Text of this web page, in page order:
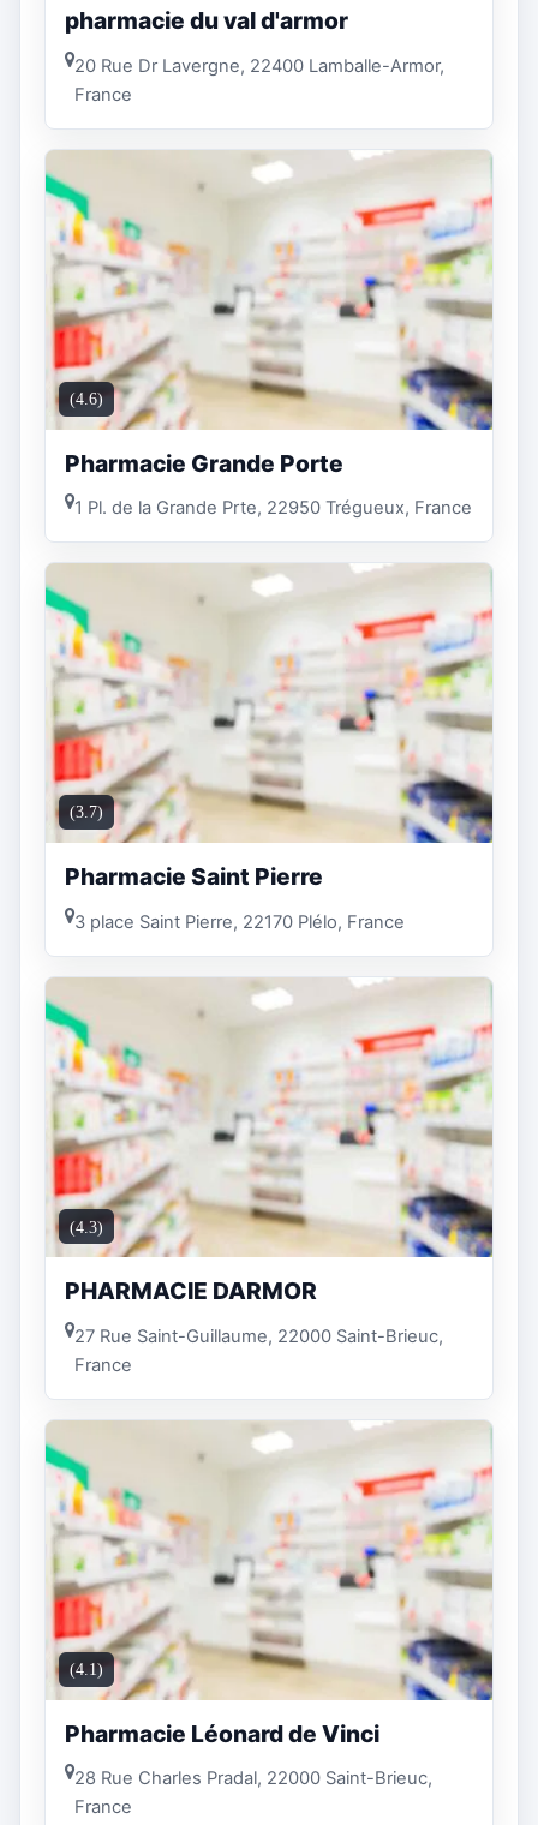
pharmacie du val d'armor
20 Rue Dr Lavergne, 22400 Lamballe-Armor,
France
(4.6)
Pharmacie Grande Porte
1 Pl. de la Grande Prte, 22950 Trégueux, France
(3.7)
Pharmacie Saint Pierre
3 place Saint Pierre, 22170 Plélo, France
(4.3)
PHARMACIE DARMOR
27 Rue Saint-Guillaume, 22000 Saint-Brieuc,
France
(4.1)
Pharmacie Léonard de Vinci
28 Rue Charles Pradal, 22000 Saint-Brieuc,
France